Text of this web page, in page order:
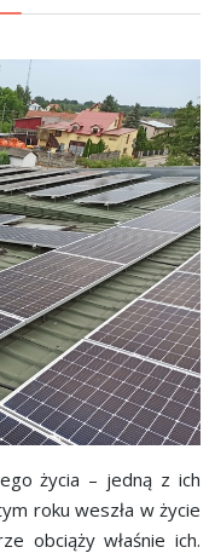
życia – jedną z ich
roku weszła w życie
obciąży właśnie ich.